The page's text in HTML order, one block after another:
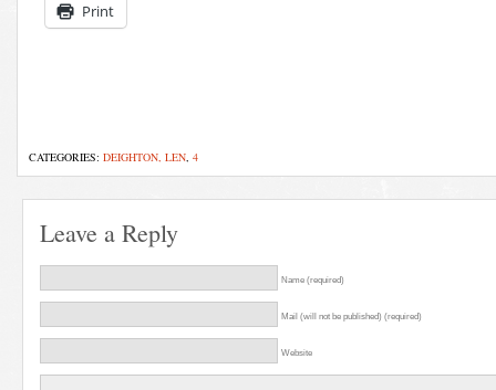
Print
CATEGORIES: DEIGHTON, LEN, 4
Leave a Reply
Name (required)
Mail (will not be published) (required)
Website